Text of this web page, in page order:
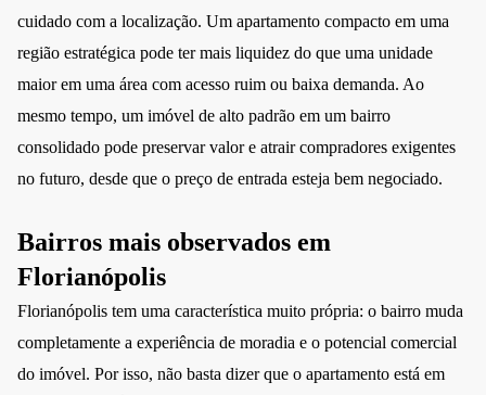
cuidado com a localização. Um apartamento compacto em uma
região estratégica pode ter mais liquidez do que uma unidade
maior em uma área com acesso ruim ou baixa demanda. Ao
mesmo tempo, um imóvel de alto padrão em um bairro
consolidado pode preservar valor e atrair compradores exigentes
no futuro, desde que o preço de entrada esteja bem negociado.
Bairros mais observados em
Florianópolis
Florianópolis tem uma característica muito própria: o bairro muda
completamente a experiência de moradia e o potencial comercial
do imóvel. Por isso, não basta dizer que o apartamento está em